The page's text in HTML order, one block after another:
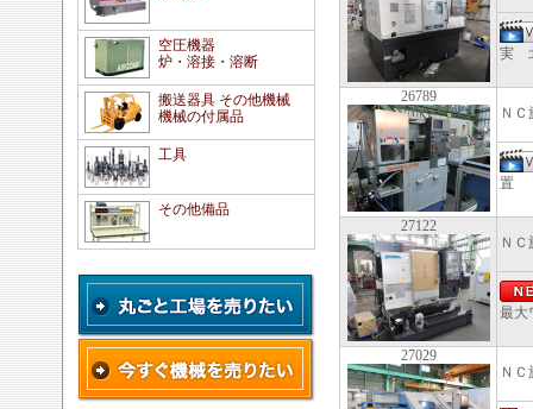
空圧機器
炉・溶接・溶断
搬送器具 その他機械
機械の付属品
工具
その他備品
実
26789
Ｎ
置
27122
Ｎ
最
27029
Ｎ